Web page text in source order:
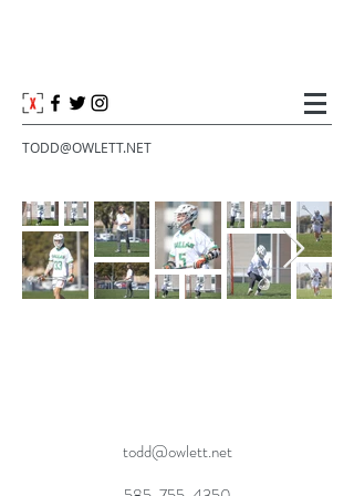
TODD@OWLETT.NET
todd@owlett.net